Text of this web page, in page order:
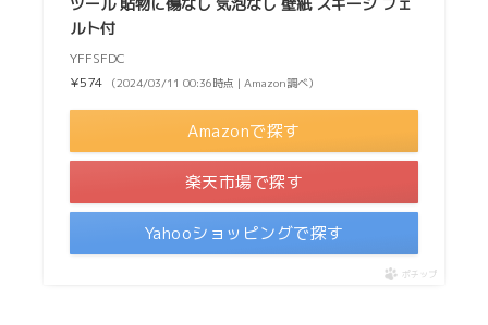
ツール 貼物に傷なし 気泡なし 壁紙 スキージ フェ
ルト付
YFFSFDC
¥574
（2024/03/11 00:36時点 | Amazon調べ）
Amazonで探す
楽天市場で探す
Yahooショッピングで探す
ポチップ